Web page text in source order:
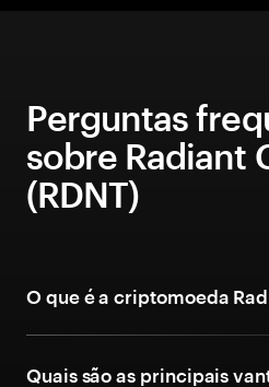
Perguntas
sobre Radiant
(RDNT)
O que é a criptomoeda
Quais são as principais